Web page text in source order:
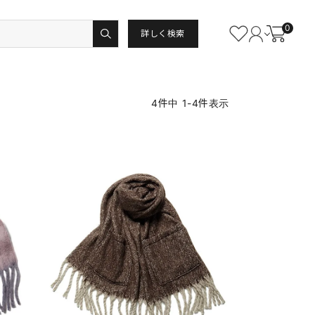
詳しく検索
0
4件中 1-4件表示